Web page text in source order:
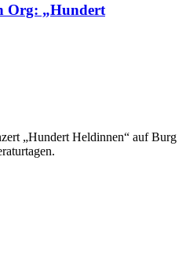
Org: „Hundert
„Hundert Heldinnen“ auf Burg